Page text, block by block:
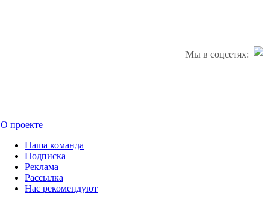
Мы в соцсетях:
О проекте
Наша команда
Подписка
Реклама
Рассылка
Нас рекомендуют